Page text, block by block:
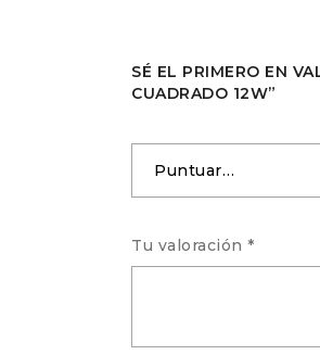
SÉ EL PRIMERO EN
CUADRADO 12W”
Tu valoración *